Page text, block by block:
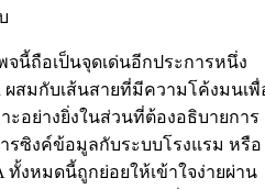
นี้ถือเป็นจุดเด่นอีกประการหนึ่ง
ผสมกับเส้นสายที่มีความโค้งมนเพื่
ะอย่างยิ่งในส่วนที่ต้องอธิบายการ
รซิงค์ข้อมูลกับระบบโรงแรม หรือ
งหมดนี้ถูกย่อยให้เข้าใจง่ายผ่าน